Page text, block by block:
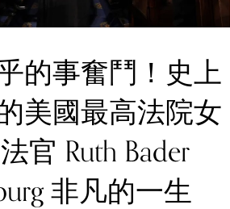
的事奮鬥！史上
美國最高法院女
官 Ruth Bader
非凡的一生